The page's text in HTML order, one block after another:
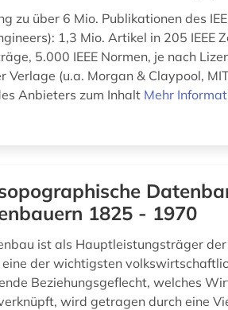
zu über 6 Mio. Publikationen des
1,3 Mio. Artikel in 205 IEEE
5.000 IEEE Normen, je nach
Verlage (u.a. Morgan & Claypool,
Anbieters zum Inhalt Mehr
1825 - 1970
ist als Hauptleistungsträger
eine der wichtigsten
Beziehungsgeflecht, welches
wird getragen durch eine